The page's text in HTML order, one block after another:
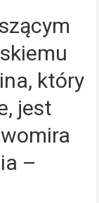
który
jest
–